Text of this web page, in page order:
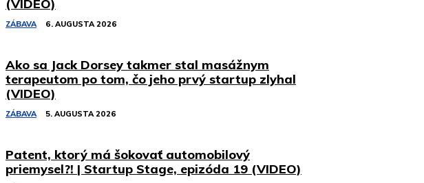
(VIDEO)
ZÁBAVA 6. AUGUSTA 2026
Ako sa Jack Dorsey takmer stal masážnym
terapeutom po tom, čo jeho prvý startup zlyhal
(VIDEO)
ZÁBAVA 5. AUGUSTA 2026
Patent, ktorý má šokovať automobilový
priemysel?! | Startup Stage, epizóda 19 (VIDEO)